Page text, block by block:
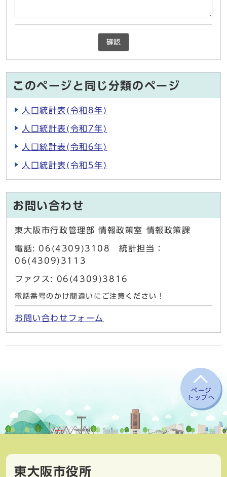
確認
このページと同じ分類のページ
人口統計表(令和8年)
人口統計表(令和7年)
人口統計表(令和6年)
人口統計表(令和5年)
お問い合わせ
東大阪市行政管理部 情報政策室 情報政策課
電話: 06(4309)3108 統計担当：
06(4309)3113
ファクス: 06(4309)3816
電話番号のかけ間違いにご注意ください！
お問い合わせフォーム
ページ
トップへ
東大阪市役所